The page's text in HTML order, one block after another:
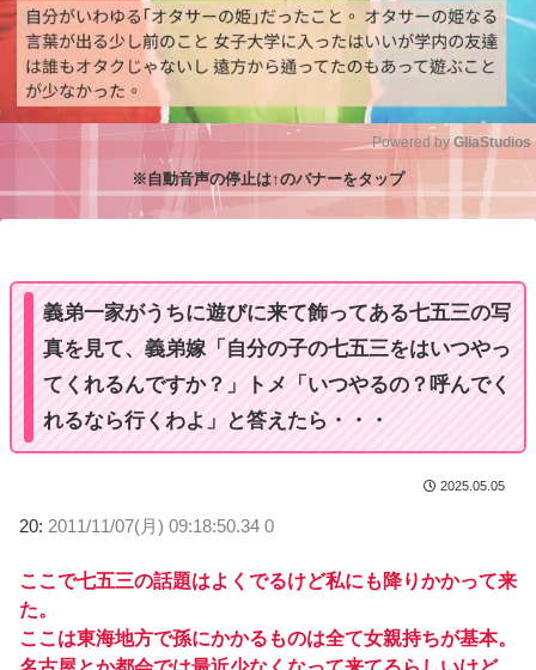
M
Powered by GliaStudios
※自動音声の停止は↑のバナーをタップ
義弟一家がうちに遊びに来て飾ってある七五三の写
真を見て、義弟嫁「自分の子の七五三をはいつやっ
てくれるんですか？」トメ「いつやるの？呼んでく
れるなら行くわよ」と答えたら・・・
2025.05.05
20: 2011/11/07(月) 09:18:50.34 0
ここで七五三の話題はよくでるけど私にも降りかかって来
た。
ここは東海地方で孫にかかるものは全て女親持ちが基本。